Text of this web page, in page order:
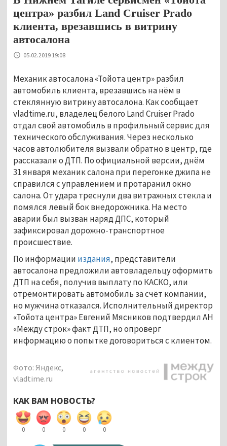
центра» разбил Land Cruiser Prado
клиента, врезавшись в витрину
автосалона
05.02.2019 19:08
Механик автосалона «Тойота центр» разбил
автомобиль клиента, врезавшись на нём в
стеклянную витрину автосалона. Как сообщает
vladtime.ru, владелец белого Land Cruiser Prado
отдал свой автомобиль в профильный сервис для
технического обслуживания. Через несколько
часов автолюбителя вызвали обратно в центр, где
рассказали о ДТП. По официальной версии, днём
31 января механик салона при перегонке джипа не
справился с управлением и протаранил окно
салона. От удара треснули два витражных стекла и
помялся левый бок внедорожника. На место
аварии был вызван наряд ДПС, который
зафиксировал дорожно-транспортное
происшествие.
По информации издания, представители
автосалона предложили автовладельцу оформить
ДТП на себя, получив выплату по КАСКО, или
отремонтировать автомобиль за счёт компании,
но мужчина отказался. Исполнительный директор
«Тойота центра» Евгений Мясников подтвердил АН
«Между строк» факт ДТП, но опроверг
информацию о попытке договориться с клиентом.
Фото: Яндекс,
vladtime.ru
КАК ВАМ НОВОСТЬ?
0 0 0 0 0